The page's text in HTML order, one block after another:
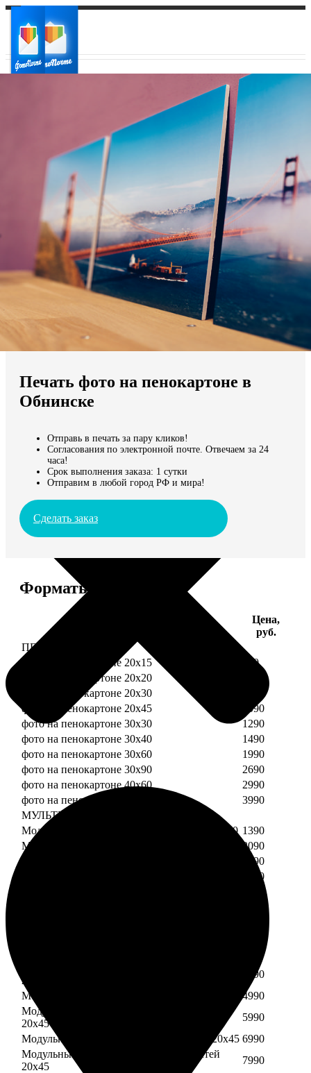
Ваш регион доставки
Выберите из списка:
Мы доставляем по всему миру
Продолжить без города
Печать фото на пенокартоне в
Обнинске
Отправь в печать за пару кликов!
Согласования по электронной почте. Отвечаем за 24
часа!
Срок выполнения заказа: 1 сутки
Отправим в любой город РФ и мира!
Сделать заказ
Форматы и цены
Цена,
руб.
ПЕНОКАРТОН
фото на пенокартоне 20х15
690
фото на пенокартоне 20х20
фото на пенокартоне 20х30
фото на пенокартоне 20х45
1090
фото на пенокартоне 30х30
1290
фото на пенокартоне 30х40
1490
фото на пенокартоне 30х60
1990
фото на пенокартоне 30х90
2690
фото на пенокартоне 40х60
2990
фото на пенокартоне 50х70
3990
МУЛЬТИПЕНОКАРТОН
Модульный пенокартон из двух частей 20х20 1390
Модульный пенокартон из трех частей 20х20
2090
1590
2390
2990
20х45
3990
Модульный пенокартон из пяти частей 20х45
4990
Модульный пенокартон из шести частей
20х45
5990
Модульный пенокартон из семи частей 20х45 6990
Модульный пенокартон из восьми частей
20х45
7990